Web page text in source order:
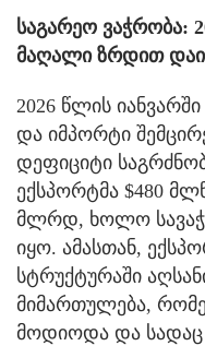
საგარეო ვაჭრობა:
მაღალი ზრდით
2026 წლის
და იმპორტი
დეფიციტი
ექსპორტმა $480
მლრდ, ხოლო
იყო. ამასთან,
სტრუქტურაში
მიმართულება,
მოდიოდა და სადაც